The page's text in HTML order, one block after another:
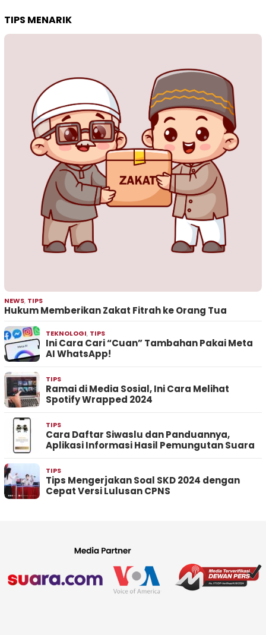
TIPS MENARIK
NEWS, TIPS
Hukum Memberikan Zakat Fitrah ke Orang Tua
TEKNOLOGI, TIPS
Ini Cara Cari “Cuan” Tambahan Pakai Meta
AI WhatsApp!
TIPS
Ramai di Media Sosial, Ini Cara Melihat
Spotify Wrapped 2024
TIPS
Cara Daftar Siwaslu dan Panduannya,
Aplikasi Informasi Hasil Pemungutan Suara
TIPS
Tips Mengerjakan Soal SKD 2024 dengan
Cepat Versi Lulusan CPNS